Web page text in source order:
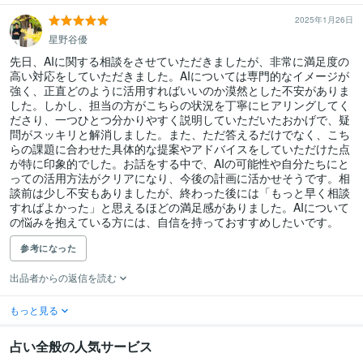
2025年1月26日
星野谷優
先日、AIに関する相談をさせていただきましたが、非常に満足度の
高い対応をしていただきました。AIについては専門的なイメージが
強く、正直どのように活用すればいいのか漠然とした不安がありま
した。しかし、担当の方がこちらの状況を丁寧にヒアリングしてく
ださり、一つひとつ分かりやすく説明していただいたおかげで、疑
問がスッキリと解消しました。また、ただ答えるだけでなく、こち
らの課題に合わせた具体的な提案やアドバイスをしていただけた点
が特に印象的でした。お話をする中で、AIの可能性や自分たちにと
っての活用方法がクリアになり、今後の計画に活かせそうです。相
談前は少し不安もありましたが、終わった後には「もっと早く相談
すればよかった」と思えるほどの満足感がありました。AIについて
の悩みを抱えている方には、自信を持っておすすめしたいです。
参考になった
出品者からの返信を読む
もっと見る
占い全般の人気サービス